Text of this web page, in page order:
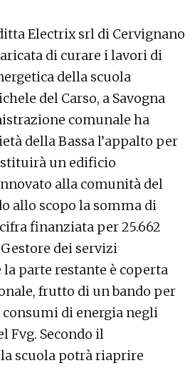
Electrix srl di Cervignano
di curare i lavori di
della scuola
del Carso, a Savogna
comunale ha
della Bassa l’appalto per
un edificio
alla comunità del
allo scopo la somma di
finanziata per 25.662
dei servizi
parte restante è coperta
frutto di un bando per
consumi di energia negli
Fvg. Secondo il
scuola potrà riaprire